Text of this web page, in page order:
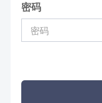
密码